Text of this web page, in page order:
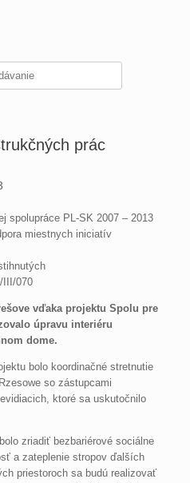
prác
spolupráce PL-SK 2007 – 2013
miestnych iniciatív
III/070
vďaka projektu Spolu pre
úpravu interiéru
dome.
bolo koordinačné stretnutie
so zástupcami
ktoré sa uskutočnilo
zriadiť bezbariérové sociálne
a zateplenie stropov ďalších
priestoroch sa budú realizovať